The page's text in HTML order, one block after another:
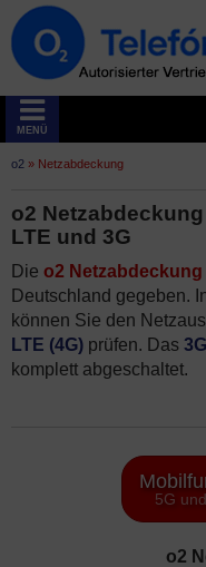
MENÜ
o2 » Netzabdeckung
o2
LTE und 3G
Die o2 Netzabdeckung
Deutschland gegeben.
können Sie den
LTE (4G) prüfen. Das
komplett abgeschaltet.
5G
o2